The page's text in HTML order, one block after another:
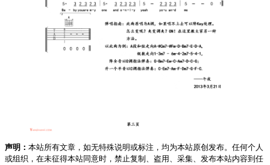
声明： 本站所有文章，如无特殊说明或标注，均为本站原创发布。任何个人
或组织，在未征得本站同意时，禁止复制、盗用、采集、发布本站内容到任